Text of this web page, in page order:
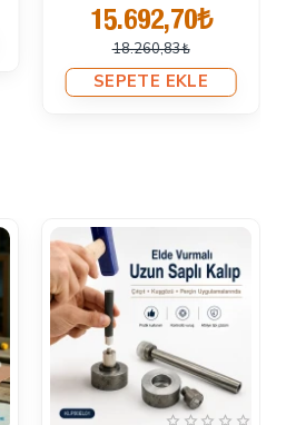
15.692,70₺
18.260,83₺
SEPETE EKLE